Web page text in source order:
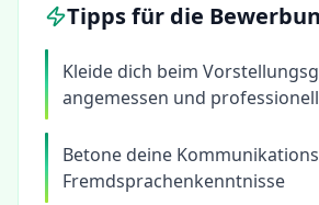
Tipps für die
Kleide dich beim
angemessen und professionell
Betone deine
Fremdsprachenkenntnisse